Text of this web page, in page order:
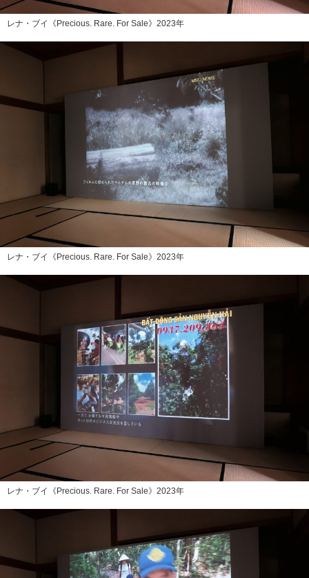
レナ・ブイ《Precious. Rare. For Sale》2023年
レナ・ブイ《Precious. Rare. For Sale》2023年
レナ・ブイ《Precious. Rare. For Sale》2023年